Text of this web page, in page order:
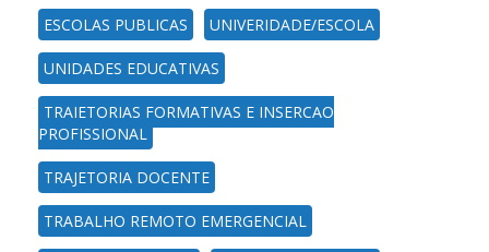
ESCOLAS PUBLICAS UNIVERIDADE/ESCOLA
UNIDADES EDUCATIVAS
TRAJETORIAS FORMATIVAS E INSERCAO
PROFISSIONAL
TRAJETORIA DOCENTE
TRABALHO REMOTO EMERGENCIAL